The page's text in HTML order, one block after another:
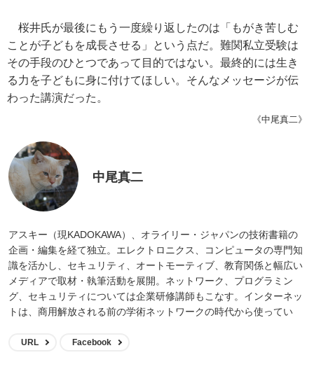
桜井氏が最後にもう一度繰り返したのは「もがき苦しむ
ことが子どもを成長させる」という点だ。難関私立受験は
その手段のひとつであって目的ではない。最終的には生き
る力を子どもに身に付けてほしい。そんなメッセージが伝
わった講演だった。
《中尾真二》
中尾真二
アスキー（現KADOKAWA）、オライリー・ジャパンの技術書籍の
企画・編集を経て独立。エレクトロニクス、コンピュータの専門知
識を活かし、セキュリティ、オートモーティブ、教育関係と幅広い
メディアで取材・執筆活動を展開。ネットワーク、プログラミン
グ、セキュリティについては企業研修講師もこなす。インターネッ
トは、商用解放される前の学術ネットワークの時代から使ってい
URL Facebook